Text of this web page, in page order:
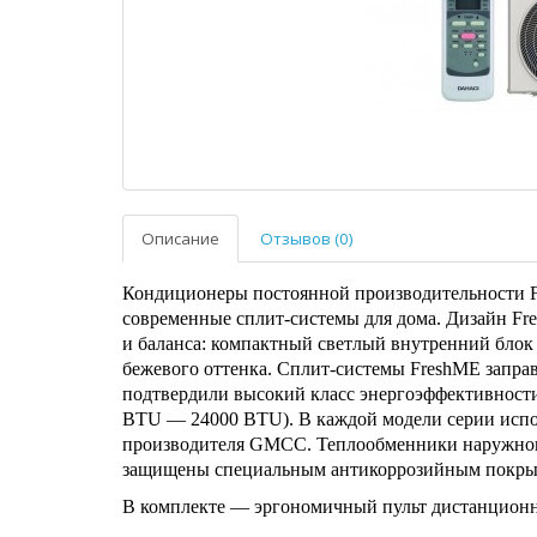
Описание Отзывов (0)
Кондиционеры постоянной
современные сплит-системы для дома. Дизайн
и баланса: компактный светлый внутренний
бежевого оттенка. Сплит-системы FreshME
подтвердили высокий класс
BTU — 24000 BTU). В каждой модели серии
производителя GMCC. Теплообменники
защищены специальным антикоррозийным
В комплекте — эргономичный пульт